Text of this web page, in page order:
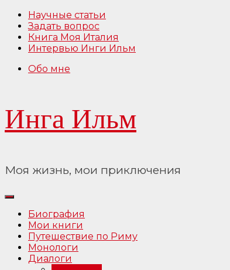
Перейти
содержимому
Научные статьи
Задать вопрос
Книга Моя Италия
Интервью Инги Ильм
Обо мне
Инга Ильм
Моя жизнь, мои приключения
Биография
Мои книги
Путешествие по Риму
Монологи
Диалоги